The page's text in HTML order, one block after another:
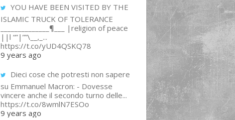
YOU HAVE BEEN VISITED BY THE
ISLAMIC TRUCK OF TOLERANCE
______________¶___ |religion of peace
||l “”|””\__,_...
https://t.co/yUD4QSKQ78
9 years ago
Dieci cose che potresti non sapere
su Emmanuel Macron: - Dovesse
vincere anche il secondo turno delle...
https://t.co/8wmlN7ESOo
9 years ago